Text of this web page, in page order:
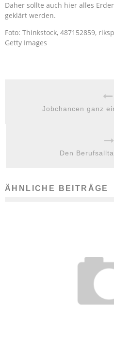
Daher sollte auch hier alles
geklärt werden.
Foto: Thinkstock, 487152859,
Getty Images
Jobchancen ganz
Den
ÄHNLICHE BEITRÄGE